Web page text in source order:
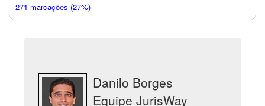
271 marcações (27%)
Danilo Borges
Equipe JurisWay